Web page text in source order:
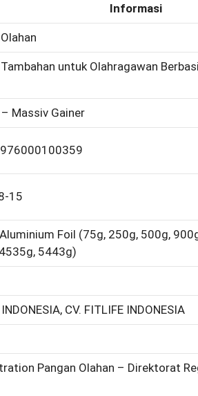
Informasi
untuk Olahragawan
– Massiv Gainer
15
Foil (75g, 250g, 500g,
5443g)
CV. FITLIFE INDONESIA
Pangan Olahan – Direktorat